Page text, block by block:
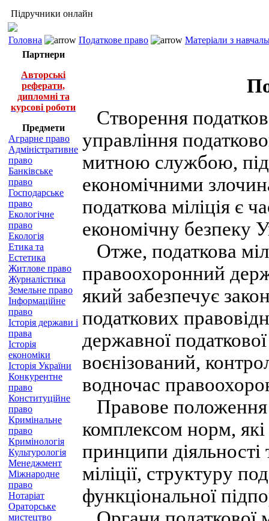
Підручники онлайн
Головна Податкове право
Матеріали з
Партнери
Авторські
реферати,
дипломні та
курсові роботи
Предмети
Аграрне право
Адміністративне
право
Банківське
право
Господарське
право
Екологічне
право
Екологія
Етика та
Естетика
Житлове право
Журналістика
Земельне право
Інформаційне
право
Історія держави і
права
Історія
економіки
Історія України
Конкурентне
право
Конституційне
право
Кримінальне
право
Кримінологія
Культурологія
Менеджмент
Міжнародне
право
Нотаріат
Ораторське
мистецтво
Створення
управління
митною службою,
економічними
податкова міліція є
економічну безпеку
Отже, податкова
правоохоронний
який забезпечує
податкових
державної
воєнізований,
водночас
Правове положення
комплексом норм,
принципи діяльності
міліції, структуру
функціональної